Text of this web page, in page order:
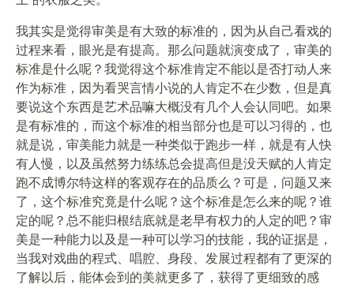
我其实是觉得审美是有大致的标准的，因为从自己看戏的
过程来看，眼光是有提高。那么问题就演变成了，审美的
标准是什么呢？我觉得这个标准肯定不能以是否打动人来
作为标准，因为看哭言情小说的人肯定不在少数，但是真
要说这个东西是艺术品嘛大概没有几个人会认同吧。如果
是有标准的，而这个标准的相当部分也是可以习得的，也
就是说，审美能力就是一种类似于跑步一样，就是有人快
有人慢，以及虽然努力练练总会提高但是没天赋的人肯定
跑不成博尔特这样的客观存在的品质么？可是，问题又来
了，这个标准究竟是什么呢？这个标准是怎么来的呢？谁
定的呢？总不能归根结底就是老早有权力的人定的吧？审
美是一种能力以及是一种可以学习的技能，我的证据是，
当我对戏曲的程式、唱腔、身段、发展过程都有了更深的
了解以后，能体会到的美就更多了，获得了更细致的感